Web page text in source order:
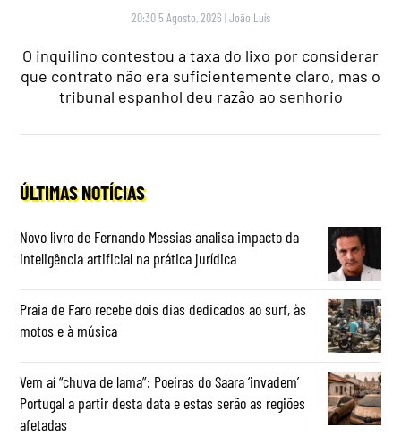
20:30 5 Agosto, 2026 |João Luís
O inquilino contestou a taxa do lixo por considerar
que contrato não era suficientemente claro, mas o
tribunal espanhol deu razão ao senhorio
ÚLTIMAS NOTÍCIAS
Novo livro de Fernando Messias analisa impacto da
inteligência artificial na prática jurídica
Praia de Faro recebe dois dias dedicados ao surf, às
motos e à música
Vem aí “chuva de lama”: Poeiras do Saara ‘invadem’
Portugal a partir desta data e estas serão as regiões
afetadas